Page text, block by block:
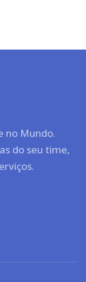
no Mundo.
do seu time,